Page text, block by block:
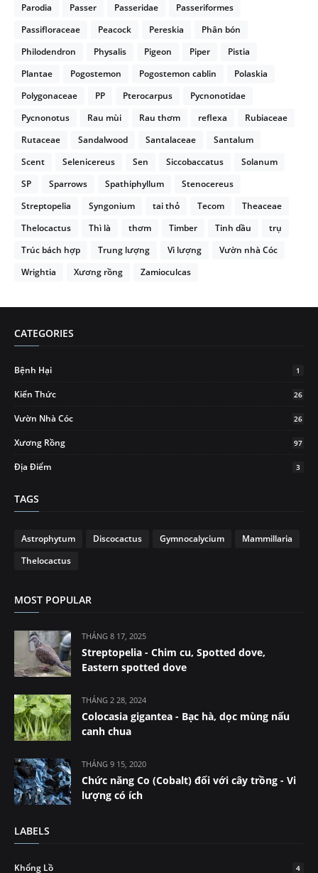
Parodia
Passer Passeridae
Passeriformes
Passifloraceae
Peacock Pereskia
Phân bón
Philodendron
Physalis Pigeon Piper
Pistia
Plantae
Pogostemon Pogostemon cablin
Polaskia
Polygonaceae
PP Pterocarpus
Pycnonotidae
Pycnonotus
Rau mùi Rau thơm reflexa
Rubiaceae
Rutaceae
Sandalwood Santalaceae
Santalum
Scent
Selenicereus Sen Siccobaccatus
Solanum
SP
Sparrows Spathiphyllum
Stenocereus
Streptopelia
Syngonium tai thỏ Tecom
Theaceae
Thelocactus
Thì là thơm Timber Tinh dầu
trụ
Trúc bách hợp
Trung lượng Vi lượng
Vườn nhà Cóc
Wrightia
Xương rồng Zamioculcas
CATEGORIES
Bệnh Hại 1
Kiến Thức 26
Vườn Nhà Cóc 26
Xương Rồng 97
Địa Điểm 3
TAGS
Astrophytum Discocactus Gymnocalycium
Mammillaria
Thelocactus
MOST POPULAR
THÁNG 8 17, 2025
Streptopelia - Chim cu, Spotted dove,
Eastern spotted dove
THÁNG 2 28, 2024
Colocasia gigantea - Bạc hà, dọc mùng nấu
canh chua
THÁNG 9 15, 2020
Chức năng Co (Cobalt) đối với cây trồng - Vi
lượng có ích
LABELS
Khổng Lồ 4